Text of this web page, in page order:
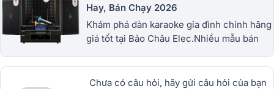
Hay, Bán Chạy 2026
Khám phá dàn karaoke gia đình chính hãng
giá tốt tại Bảo Châu Elec.Nhiều mẫu bán
dBTechnologies, Philips Cao
Cấp.1900.0255
Chưa có câu hỏi, hãy gửi câu hỏi của bạn